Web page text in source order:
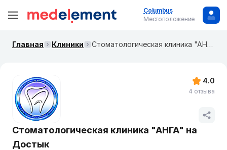
Columbus
Местоположение
Главная Клиники Стоматологическая клиника "АНГА" на Достык
Стоматологическая клиника "АНГА" на
Достык
4.0
4 отзыва